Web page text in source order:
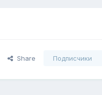
Share Подписчики